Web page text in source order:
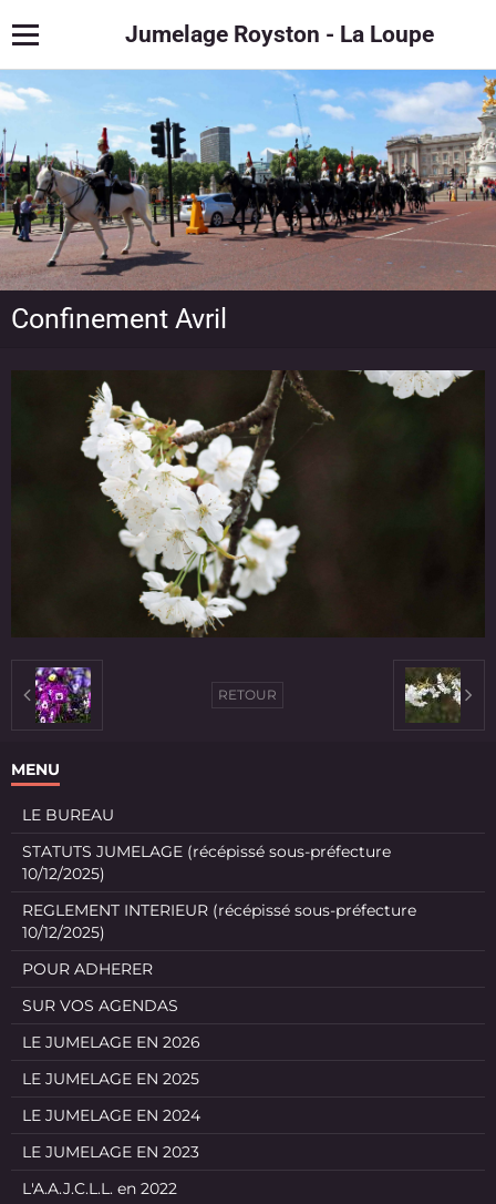
Jumelage Royston - La Loupe
Confinement Avril
RETOUR
MENU
LE BUREAU
STATUTS JUMELAGE (récépissé sous-préfecture
10/12/2025)
REGLEMENT INTERIEUR (récépissé sous-préfecture
10/12/2025)
POUR ADHERER
SUR VOS AGENDAS
LE JUMELAGE EN 2026
LE JUMELAGE EN 2025
LE JUMELAGE EN 2024
LE JUMELAGE EN 2023
L'A.A.J.C.L.L. en 2022